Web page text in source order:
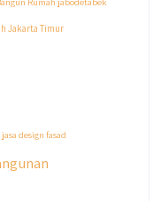
program
Jakarta Timur
jasa design fasad